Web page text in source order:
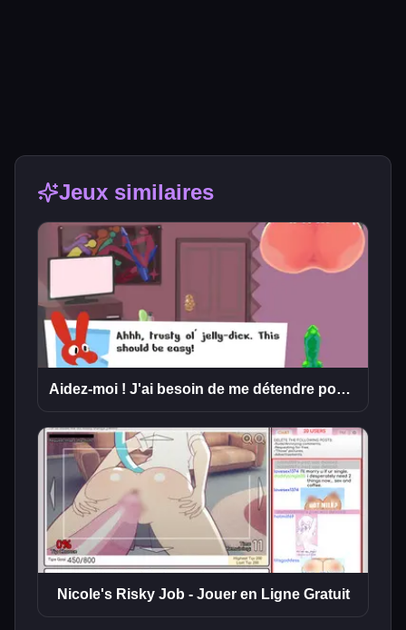
Jeux similaires
Aidez-moi ! J'ai besoin de me détendre pour la Saint-Valentin
Nicole's Risky Job - Jouer en Ligne Gratuit